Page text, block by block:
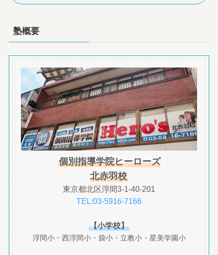
塾概要
個別指導学院ヒーローズ
北赤羽校
東京都北区浮間3-1-40-201
TEL:03-5916-7166
【小学校】
浮間小・西浮間小・袋小・立教小・星美学園小